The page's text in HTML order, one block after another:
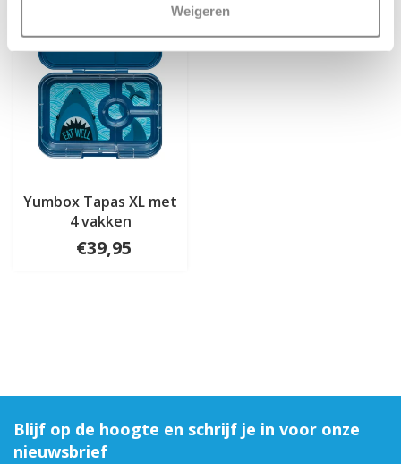
Weigeren
Yumbox Tapas XL met
4 vakken
€39,95
Blijf op de hoogte en schrijf je in voor onze
nieuwsbrief